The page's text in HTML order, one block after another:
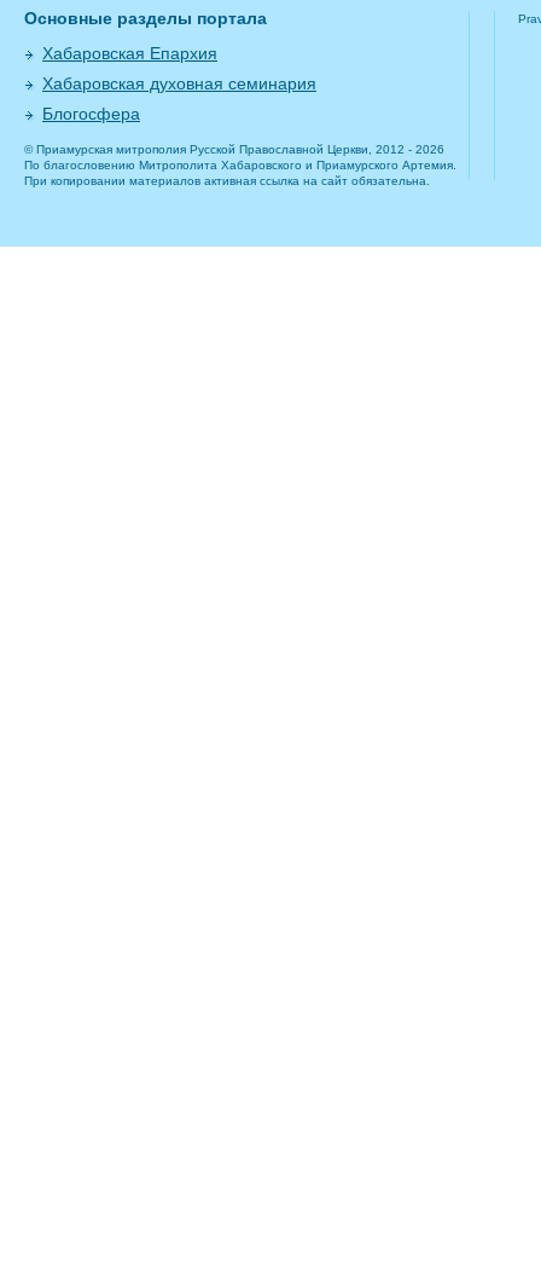
Основные разделы портала
Хабаровская Епархия
Хабаровская духовная семинария
Блогосфера
© Приамурская митрополия Русской Православной Церкви, 2012 - 2026
По благословению Митрополита Хабаровского и Приамурского Артемия.
При копировании материалов активная ссылка на сайт обязательна.